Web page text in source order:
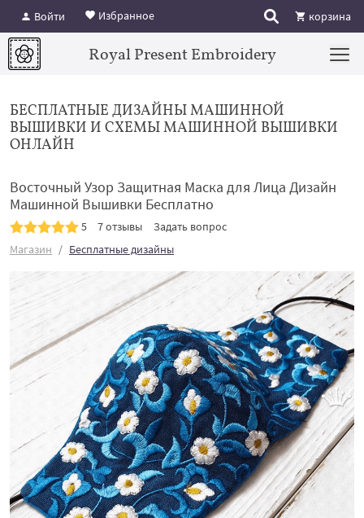
Войти Избранное корзина
Royal Present Embroidery
БЕСПЛАТНЫЕ ДИЗАЙНЫ МАШИННОЙ
ВЫШИВКИ И СХЕМЫ МАШИННОЙ ВЫШИВКИ
ОНЛАЙН
Восточный Узор Защитная Маска для Лица Дизайн
Машинной Вышивки Бесплатно
5 7 отзывы
Задать вопрос
Магазин
Бесплатные дизайны